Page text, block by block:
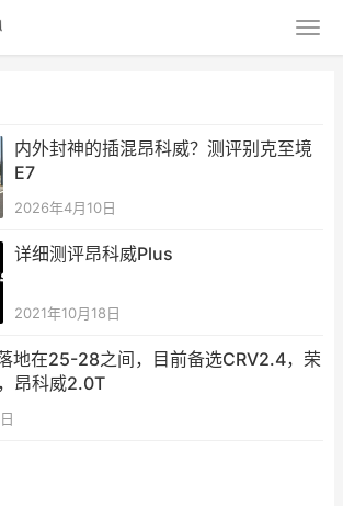
内外封神的插混昂科威？测评别克至境
E7
2026年4月10日
详细测评昂科威Plus
2021年10月18日
地在25-28之间，目前备选CRV2.4，荣
昂科威2.0T